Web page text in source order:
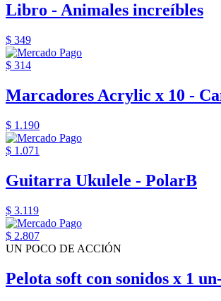
Libro - Animales increíbles
$ 349
$ 314
Marcadores Acrylic x 10 -
$ 1.190
$ 1.071
Guitarra Ukulele - PolarB
$ 3.119
$ 2.807
UN POCO DE ACCIÓN
Pelota soft con sonidos x 1